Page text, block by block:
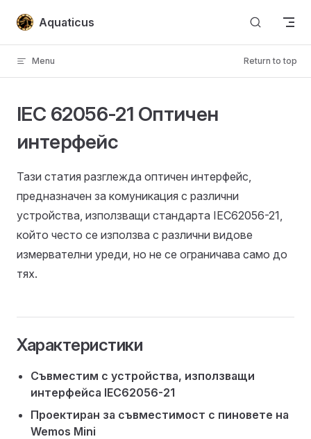
Skip to content
Aquaticus
Menu Return to top
IEC 62056-21 Оптичен
интерфейс
Тази статия разглежда оптичен интерфейс,
предназначен за комуникация с различни
устройства, използващи стандарта IEC62056-21,
който често се използва с различни видове
измервателни уреди, но не се ограничава само до
тях.
Характеристики
Съвместим с устройства, използващи
интерфейса IEC62056-21
Проектиран за съвместимост с пиновете на
Wemos Mini